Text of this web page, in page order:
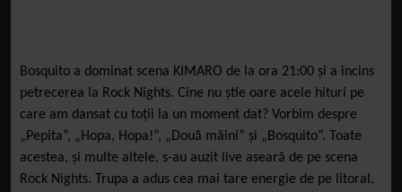
Bosquito a dominat scena KIMARO de la ora 21:00 și a încins
petrecerea la Rock Nights. Cine nu știe oare acele hituri pe
care am dansat cu toții la un moment dat? Vorbim despre
„Pepita”, „Hopa, Hopa!”, „Două mâini” și „Bosquito”. Toate
acestea, și multe altele, s-au auzit live aseară de pe scena
Rock Nights. Trupa a adus cea mai tare energie de pe litoral,